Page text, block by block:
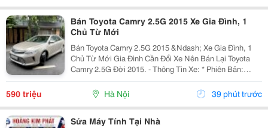
Bán Toyota Camry 2.5G 2015 Xe Gia Đình, 1
Chủ Từ Mới
Bán Toyota Camry 2.5G 2015 &Ndash; Xe Gia Đình, 1
Chủ Từ Mới Gia Đình Cần Đổi Xe Nên Bán Lại Toyota
Camry 2.5G Đời 2015. - Thông Tin Xe: * Phiên Bản:
Toyota Camry 2.5G * Năm Sản Xuất: 2015 * Odo: 11 Vạn
Km * Xe 1 Chủ Từ Đầu * Xuất Hóa Đơn Công...
590 triệu Hà Nội 39 phút trước
Sửa Máy Tính Tại Nhà